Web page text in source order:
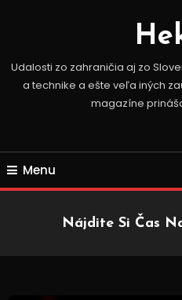
Udalosti zo zahraničia aj zo
a technike a ešte veľa iných
magazíne
Menu
Nájdite Si Čas